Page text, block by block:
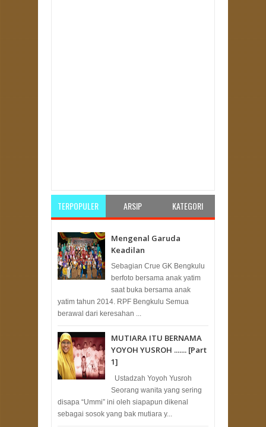
TERPOPULER ARSIP KATEGORI
Mengenal Garuda
Keadilan
Sebagian Crue GK Bengkulu
berfoto bersama anak yatim
saat buka bersama anak
yatim tahun 2014. RPF Bengkulu Semua
berawal dari keresahan ...
MUTIARA ITU BERNAMA
YOYOH YUSROH ....... [Part
1]
Ustadzah Yoyoh Yusroh
Seorang wanita yang sering
disapa “Ummi” ini oleh siapapun dikenal
sebagai sosok yang bak mutiara y...